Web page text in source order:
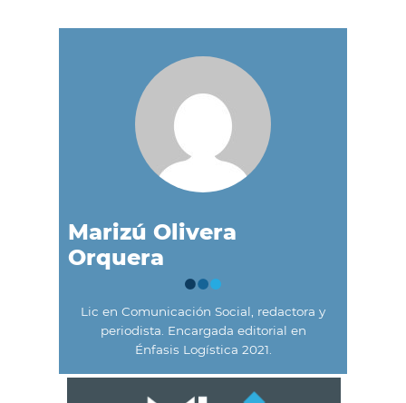
Marizú Olivera
Orquera
Lic en Comunicación Social, redactora y
periodista. Encargada editorial en
Énfasis Logística 2021.